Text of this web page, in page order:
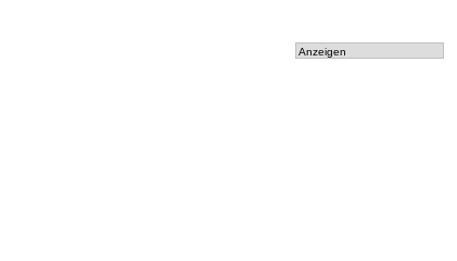
Anzeigen